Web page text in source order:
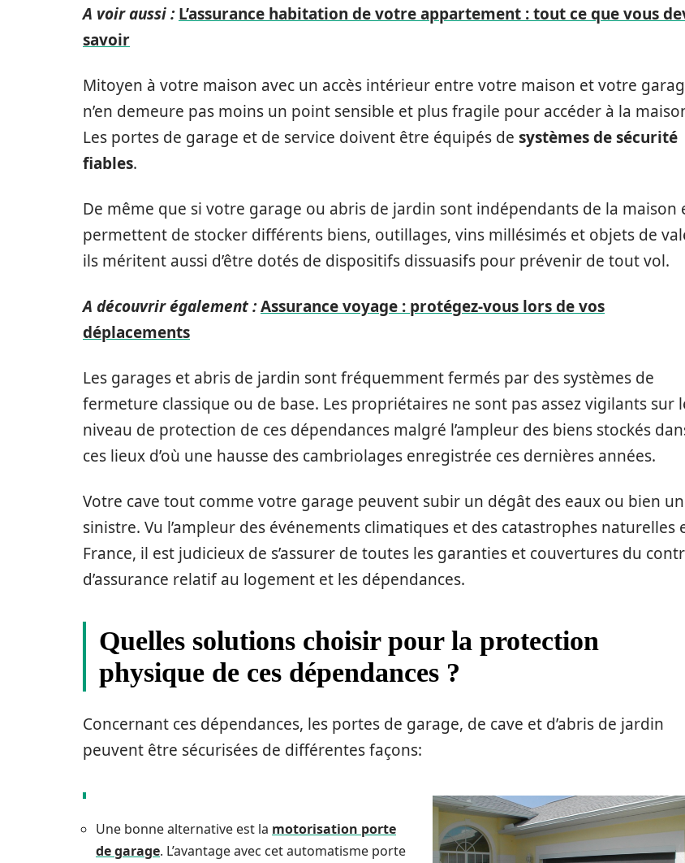
A voir aussi : L’assurance habitation de votre appartement : tout ce que vous
savoir
Mitoyen à votre maison avec un accès intérieur entre votre maison et votre
n’en demeure pas moins un point sensible et plus fragile pour accéder à la
Les portes de garage et de service doivent être équipés de systèmes de sécurité
fiables.
De même que si votre garage ou abris de jardin sont indépendants de la maison
permettent de stocker différents biens, outillages, vins millésimés et objets de
ils méritent aussi d’être dotés de dispositifs dissuasifs pour prévenir de tout vol.
A découvrir également :Assurance voyage : protégez-vous lors de vos
déplacements
Les garages et abris de jardin sont fréquemment fermés par des systèmes de
fermeture classique ou de base. Les propriétaires ne sont pas assez vigilants sur
niveau de protection de ces dépendances malgré l’ampleur des biens stockés
ces lieux d’où une hausse des cambriolages enregistrée ces dernières années.
Votre cave tout comme votre garage peuvent subir un dégât des eaux ou bien un
sinistre. Vu l’ampleur des événements climatiques et des catastrophes naturelles
France, il est judicieux de s’assurer de toutes les garanties et couvertures du
d’assurance relatif au logement et les dépendances.
Quelles solutions choisir pour la protection
physique de ces dépendances ?
Concernant ces dépendances, les portes de garage, de cave et d’abris de jardin
peuvent être sécurisées de différentes façons:
Une bonne alternative est la motorisation porte
de garage. L’avantage avec cet automatisme porte